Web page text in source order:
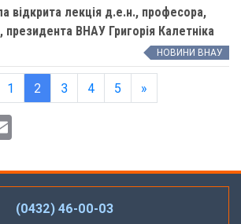
відкрита лекція д.е.н., професора,
ВНАУ Григорія Калетніка
НОВИНИ ВНАУ
1 2 3 4 5 »
(0432) 46-00-03